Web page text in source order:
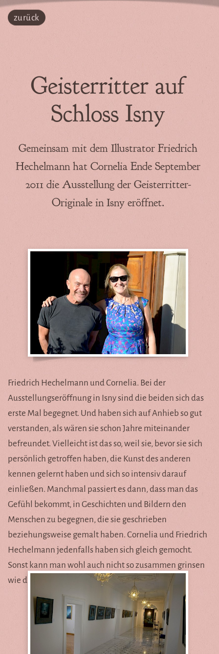
Atmende Bücher
Notizbücher
Geschichten
Signierstunde mit
Drachenkuchen
Eine Email aus dem Eis
Cornelias Webseite von damals
bis heute
Jane Goodalls Schützlinge
Alle Geschichten ...
Cornelia
Herzensprojekte
Fragen & Antworten
Cornelias Gäste
Fotoalbum
Das Volterra-Projekt
Das Volterra-Projekt
Gäste
zurück
Geisterritter auf
Schloss Isny
Gemeinsam mit dem Illustrator Friedrich
Hechelmann hat Cornelia Ende September
2011 die Ausstellung der Geisterritter-
Originale in Isny eröffnet.
Friedrich Hechelmann und Cornelia. Bei der
Ausstellungseröffnung in Isny sind die beiden sich das
erste Mal begegnet. Und haben sich auf Anhieb so gut
verstanden, als wären sie schon Jahre miteinander
befreundet. Vielleicht ist das so, weil sie, bevor sie sich
persönlich getroffen haben, die Kunst des anderen
kennen gelernt haben und sich so intensiv darauf
einließen. Manchmal passiert es dann, dass man das
Gefühl bekommt, in Geschichten und Bildern den
Menschen zu begegnen, die sie geschrieben
beziehungsweise gemalt haben. Cornelia und Friedrich
Hechelmann jedenfalls haben sich gleich gemocht.
Sonst kann man wohl auch nicht so zusammen grinsen
wie die beiden auf dem Foto.